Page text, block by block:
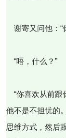
谢寄又问他：“
“唔，什么？”
“你喜欢从前跟
他不是不担忧的
思维方式，然后